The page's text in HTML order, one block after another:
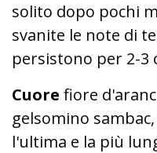
solito dopo pochi
svanite le note di
persistono per 2-3
Cuore fiore
gelsomino
l'ultima e la più